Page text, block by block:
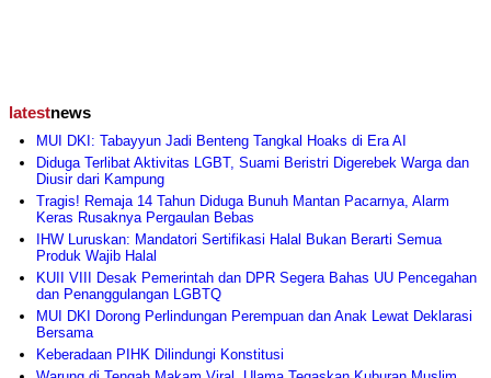
latestnews
MUI DKI: Tabayyun Jadi Benteng Tangkal Hoaks di Era AI
Diduga Terlibat Aktivitas LGBT, Suami Beristri Digerebek Warga dan
Diusir dari Kampung
Tragis! Remaja 14 Tahun Diduga Bunuh Mantan Pacarnya, Alarm
Keras Rusaknya Pergaulan Bebas
IHW Luruskan: Mandatori Sertifikasi Halal Bukan Berarti Semua
Produk Wajib Halal
KUII VIII Desak Pemerintah dan DPR Segera Bahas UU Pencegahan
dan Penanggulangan LGBTQ
MUI DKI Dorong Perlindungan Perempuan dan Anak Lewat Deklarasi
Bersama
Keberadaan PIHK Dilindungi Konstitusi